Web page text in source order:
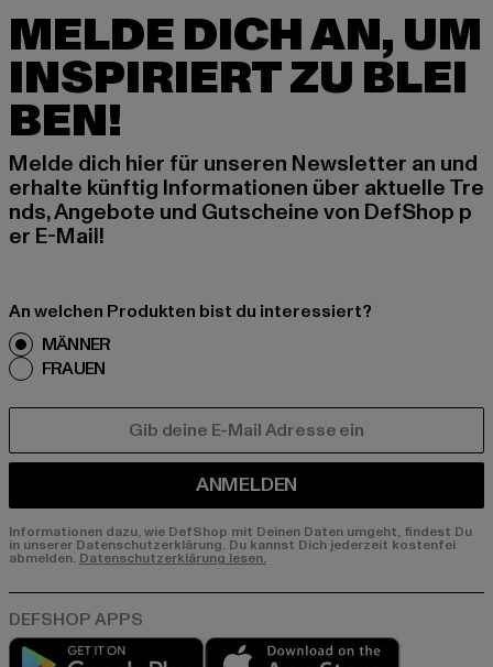
MELDE DICH AN, UM
INSPIRIERT ZU BLEI
BEN!
Melde dich hier für unseren Newsletter an und
erhalte künftig Informationen über aktuelle Tre
nds, Angebote und Gutscheine von DefShop p
er E-Mail!
An welchen Produkten bist du interessiert?
MÄNNER
FRAUEN
ANMELDEN
Informationen dazu, wie DefShop mit Deinen Daten umgeht, findest Du
in unserer Datenschutzerklärung. Du kannst Dich jederzeit kostenfei
abmelden. Datenschutzerklärung lesen.
Play market